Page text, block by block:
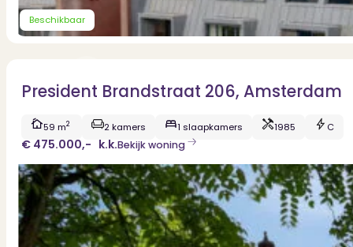
Beschikbaar
President Brandstraat 206, Amsterdam
59 m2 2 kamers 1 slaapkamers 1985 C
€ 475.000,- k.k.Bekijk woning